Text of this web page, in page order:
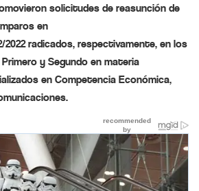
solicitudes de reasunción de
en
2022 radicados, respectivamente, en los
y Segundo en materia
en Competencia Económica,